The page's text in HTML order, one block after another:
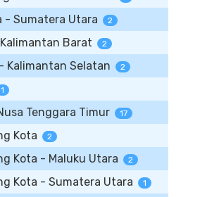
- Sumatera Utara 2
Barat 2
Kalimantan Selatan 2
1
Tenggara Timur 17
Kota 2
Kota - Maluku Utara 2
Kota - Sumatera Utara 1